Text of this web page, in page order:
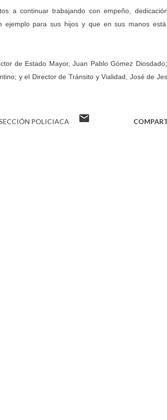
a continuar trabajando con empeño,
ejemplo para sus hijos y que en sus manos
de Estado Mayor, Juan Pablo Gómez Diosdado;
y el Director de Tránsito y Vialidad, José de
POLICIACA